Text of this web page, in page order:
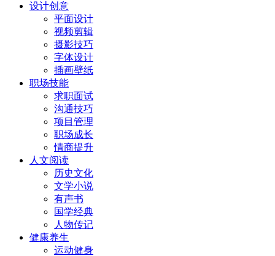
设计创意
平面设计
视频剪辑
摄影技巧
字体设计
插画壁纸
职场技能
求职面试
沟通技巧
项目管理
职场成长
情商提升
人文阅读
历史文化
文学小说
有声书
国学经典
人物传记
健康养生
运动健身